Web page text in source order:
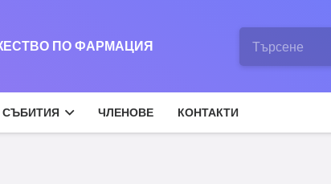
ПО ФАРМАЦИЯ
СЪБИТИЯ ЧЛЕНОВЕ КОНТАКТИ